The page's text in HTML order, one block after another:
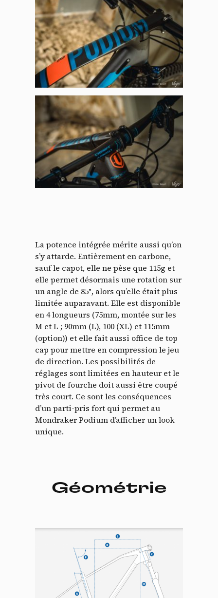
La potence intégrée mérite aussi qu’on
s’y attarde. Entièrement en carbone,
sauf le capot, elle ne pèse que 115g et
elle permet désormais une rotation sur
un angle de 85°, alors qu’elle était plus
limitée auparavant. Elle est disponible
en 4 longueurs (75mm, montée sur les
M et L ; 90mm (L), 100 (XL) et 115mm
(option)) et elle fait aussi office de top
cap pour mettre en compression le jeu
de direction. Les possibilités de
réglages sont limitées en hauteur et le
pivot de fourche doit aussi être coupé
très court. Ce sont les conséquences
d’un parti-pris fort qui permet au
Mondraker Podium d’afficher un look
unique.
Géométrie